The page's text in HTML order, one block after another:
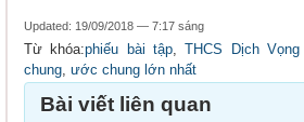
Updated: 19/09/2018 — 7:17 sáng
Từ khóa:phiếu bài tập,THCS Dịch Vọng
chung, ước chung lớn nhất
Bài viết liên quan